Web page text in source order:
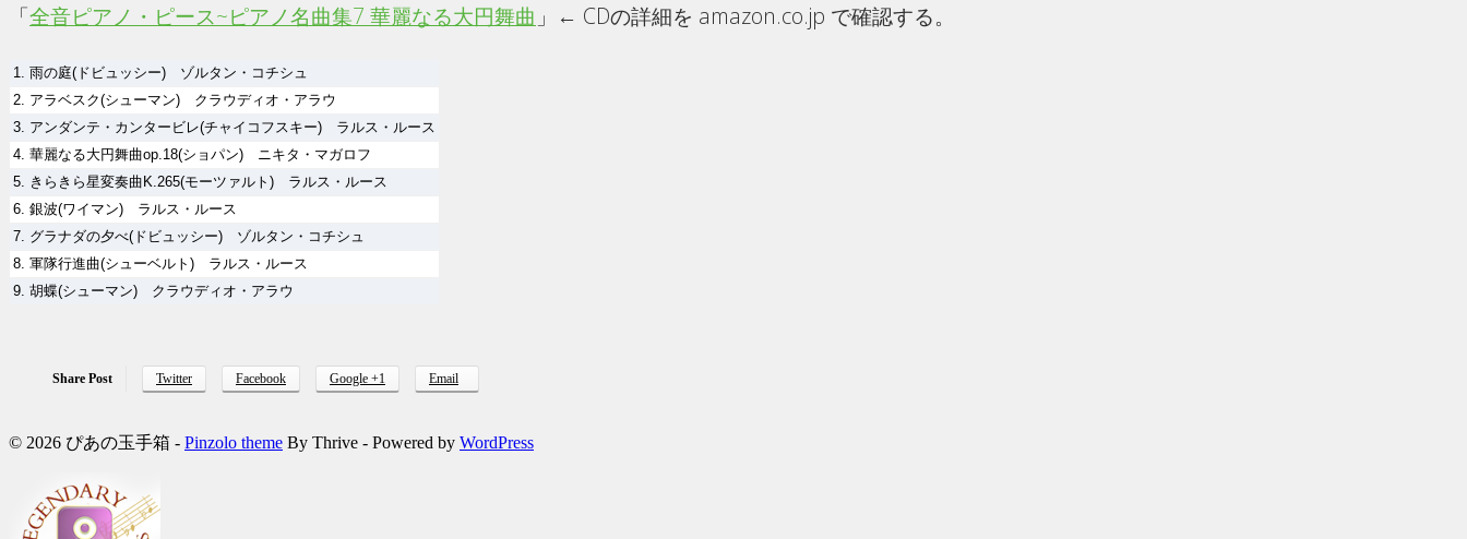
「全音ピアノ・ピース~ピアノ名曲集7 華麗なる大円舞曲 」← CDの詳細を amazon.co.jp で確認する。
1. 雨の庭(ドビュッシー) ゾルタン・コチシュ
2. アラベスク(シューマン) クラウディオ・アラウ
3. アンダンテ・カンタービレ(チャイコフスキー) ラルス・ルース
4. 華麗なる大円舞曲op.18(ショパン) ニキタ・マガロフ
5. きらきら星変奏曲K.265(モーツァルト) ラルス・ルース
6. 銀波(ワイマン) ラルス・ルース
7. グラナダの夕べ(ドビュッシー) ゾルタン・コチシュ
8. 軍隊行進曲(シューベルト) ラルス・ルース
9. 胡蝶(シューマン) クラウディオ・アラウ
Share Post Twitter Facebook Google +1 Email
© 2026 ぴあの玉手箱 - Pinzolo theme By Thrive - Powered by WordPress